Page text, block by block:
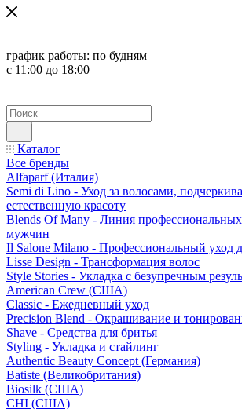
график работы: по будням
с 11:00 до 18:00
Каталог
Все бренды
Alfaparf (Италия)
Semi di Lino - Уход за волосами,
естественную красоту
Blends Of Many - Линия
мужчин
Il Salone Milano - Профессиональный уход
Lisse Design - Трансформация волос
Style Stories - Укладка с безупречным
American Crew (США)
Classic - Ежедневный уход
Precision Blend - Окрашивание и
Shave - Средства для бритья
Styling - Укладка и стайлинг
Authentic Beauty Concept (Германия)
Batiste (Великобритания)
Biosilk (США)
CHI (США)